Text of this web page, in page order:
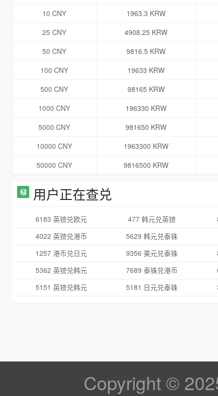
10 CNY
1963.3 KRW
25 CNY
4908.25 KRW
50 CNY
9816.5 KRW
100 CNY
19633 KRW
500 CNY
98165 KRW
1000 CNY
196330 KRW
5000 CNY
981650 KRW
10000 CNY
1963300 KRW
50000 CNY
9816500 KRW
用户正在查兑
6183 英镑兑欧元 477 韩元兑英镑
4022 英镑兑港币
5629 韩元兑泰铢
1257 港币兑日元
9356 美元兑泰铢
5362 英镑兑韩元
7689 泰铢兑港币
5151 英镑兑韩元
5181 日元兑泰铢
Copyright ©